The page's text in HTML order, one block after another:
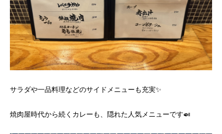
サラダや一品料理などのサイドメニューも充実✨
焼肉屋時代から続くカレーも、隠れた人気メニューです🍛